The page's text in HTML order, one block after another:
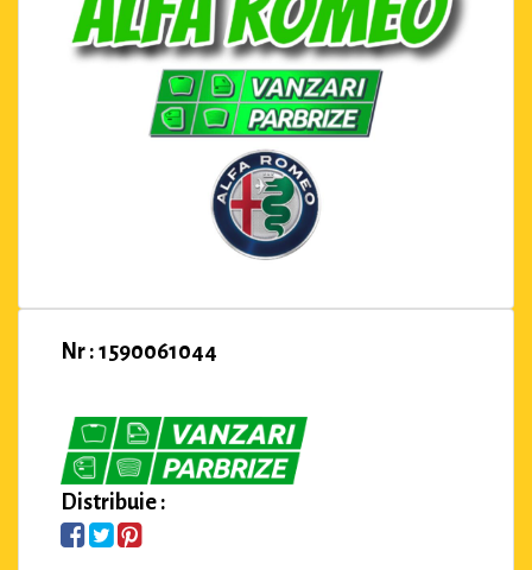
Nr : 1590061044
Distribuie :